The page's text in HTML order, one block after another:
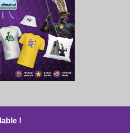
!